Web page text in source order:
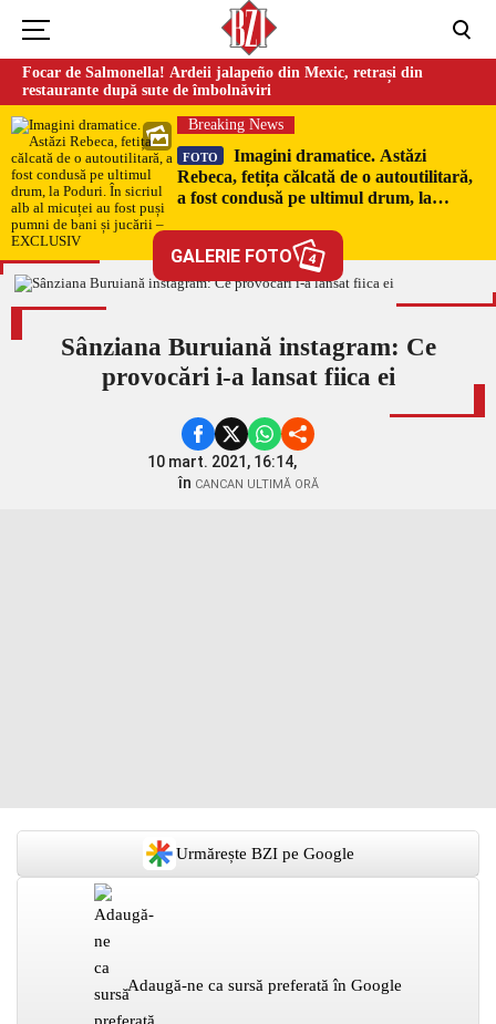
Focar de Salmonella! Ardeii jalapeño din Mexic, retrași din
restaurante după sute de îmbolnăviri
Breaking News
FOTO
Imagini dramatice. Astăzi
Rebeca, fetița călcată de o autoutilitară,
a fost condusă pe ultimul drum, la
puși pumni de bani și jucării –
EXCLUSIV
GALERIE FOTO 4
Sânziana Buruiană instagram: Ce
provocări i-a lansat fiica ei
10 mart. 2021, 16:14,
în CANCAN ULTIMĂ ORĂ
Urmărește BZI pe Google
Adaugă-ne ca sursă preferată în Google